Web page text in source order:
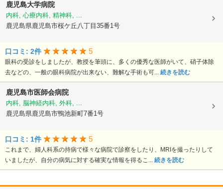
鹿児島大学病院
内科, 心療内科, 精神科, ...
鹿児島県鹿児島市桜ケ丘八丁目35番1号
口コミ: 2件 5
眼科の受診をしましたが、教授を筆頭に、多くの優秀な医師がいて、硝子体除
去などの、一般の眼科病院が出来ない、難解な手術も可... 続きを読む
鹿児島市医師会病院
内科, 脳神経内科, 外科, ...
鹿児島県鹿児島市鴨池新町7番1号
口コミ: 1件 5
これまで、婦人科系の持病で様々な病院で診察をしたり、MRIを撮ったりして
いましたが、自分の病気に対する確実な情報を得るこ... 続きを読む